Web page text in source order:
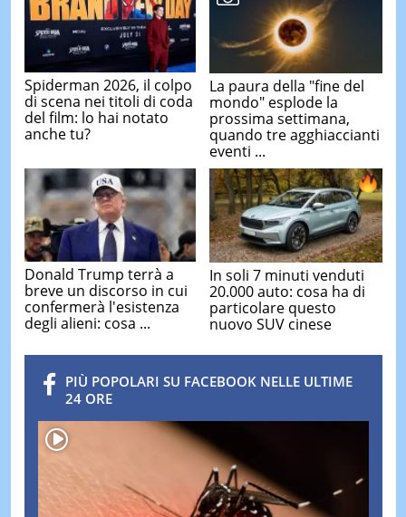
Spiderman 2026, il colpo
di scena nei titoli di coda
del film: lo hai notato
anche tu?
La paura della "fine del
mondo" esplode la
prossima settimana,
quando tre agghiaccianti
eventi ...
Donald Trump terrà a
breve un discorso in cui
confermerà l'esistenza
degli alieni: cosa ...
In soli 7 minuti venduti
20.000 auto: cosa ha di
particolare questo
nuovo SUV cinese
PIÙ POPOLARI SU FACEBOOK NELLE ULTIME
24 ORE